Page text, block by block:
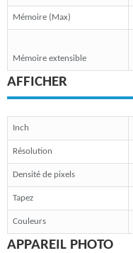
Mémoire (Max)
Mémoire extensible
AFFICHER
Inch
Résolution
Densité de pixels
Tapez
Couleurs
APPAREIL PHOTO